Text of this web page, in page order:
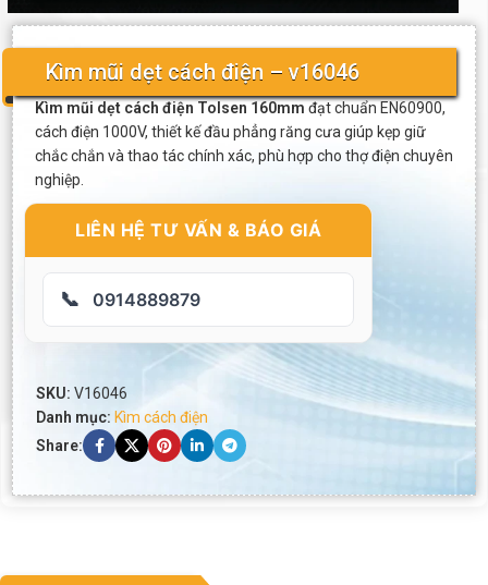
Kìm mũi dẹt cách điện – v16046
Kìm mũi dẹt cách điện Tolsen 160mm đạt chuẩn EN60900,
cách điện 1000V, thiết kế đầu phẳng răng cưa giúp kẹp giữ
chắc chắn và thao tác chính xác, phù hợp cho thợ điện chuyên
nghiệp.
LIÊN HỆ TƯ VẤN & BÁO GIÁ
📞 0914889879
SKU: V16046
Danh mục: Kìm cách điện
Share: